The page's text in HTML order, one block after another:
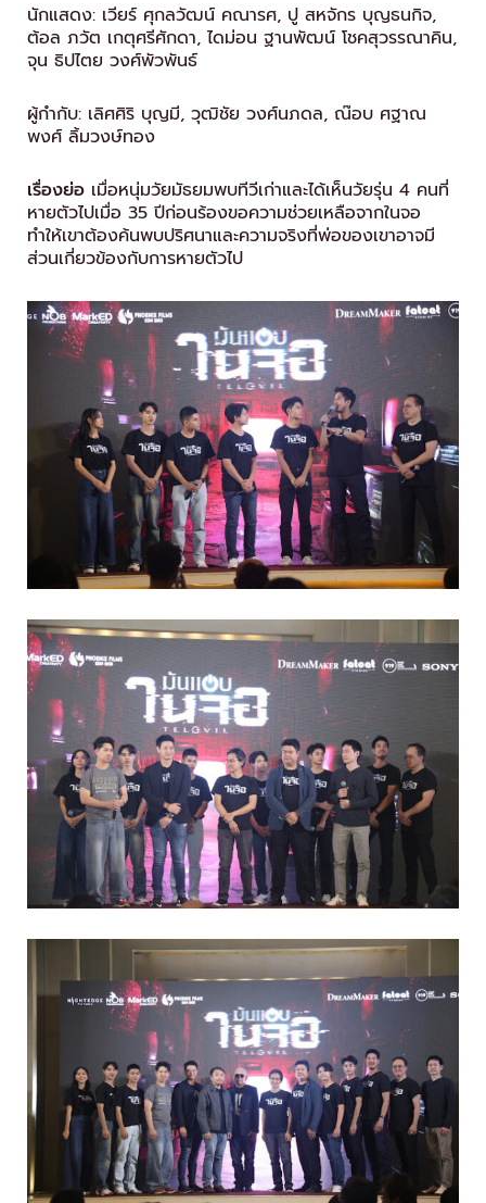
นักแสดง: เวียร์ ศุกลวัฒน์ คณารศ, ปู สหจักร บุญธนกิจ,
ต้อล ภวัต เกตุศรีศักดา, ไดม่อน ฐานพัฒน์ โชคสุวรรณาคิน,
จุน ธิปไตย วงศ์พัวพันธ์
ผู้กำกับ: เลิศศิริ บุญมี, วุฒิชัย วงศ์นภดล, ณ๊อบ ศฐาณ
พงศ์ ลิ้มวงษ์ทอง
เรื่องย่อ เมื่อหนุ่มวัยมัธยมพบทีวีเก่าและได้เห็นวัยรุ่น 4 คนที่
หายตัวไปเมื่อ 35 ปีก่อนร้องขอความช่วยเหลือจากในจอ
ทำให้เขาต้องค้นพบปริศนาและความจริงที่พ่อของเขาอาจมี
ส่วนเกี่ยวข้องกับการหายตัวไป